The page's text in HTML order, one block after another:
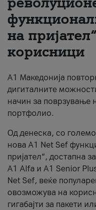
За нас
#ПодобарОнлајн
на
корисници
А1 Македонија
дигиталните
начин за поврзување
портфолио.
Од денеска, со
нова A1 Net Sef
пријател“, достапна
А1 Alfa и A1 Senior
Net Sef, веќе
овозможува на
гигабајти за пакети